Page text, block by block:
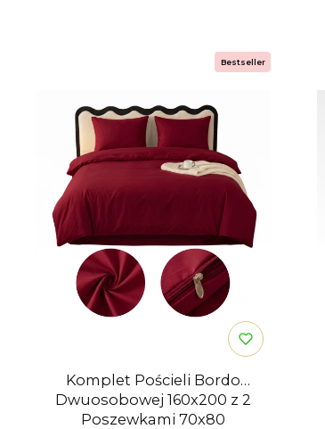
Bestseller
Komplet Pościeli Bordo
Dwuosobowej 160x200 z 2
Poszewkami 70x80